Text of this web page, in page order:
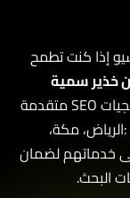
كنت تطمح
سمية
وفريق “دؤوب”، يمكنك الاستفادة من استراتيجيات SEO متقدمة
مكة،
لضمان